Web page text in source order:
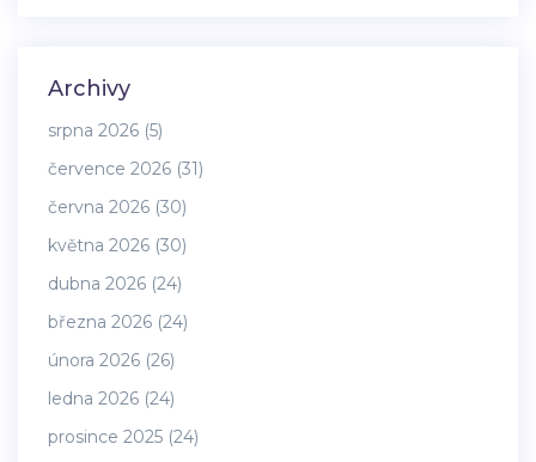
Archivy
srpna 2026 (5)
července 2026 (31)
června 2026 (30)
května 2026 (30)
dubna 2026 (24)
března 2026 (24)
února 2026 (26)
ledna 2026 (24)
prosince 2025 (24)